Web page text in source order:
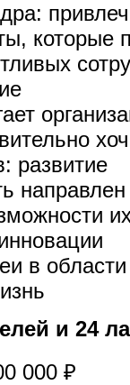
которые
развитие
в
и 24
000 ₽